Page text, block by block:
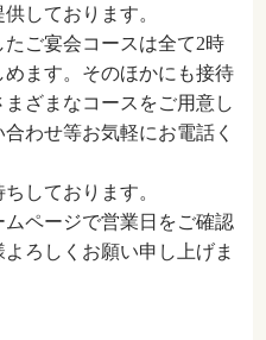
しております。
ご宴会コースは全て2時
ます。そのほかにも接待
ざまなコースをご用意し
わせ等お気軽にお電話く
しております。
ページで営業日をご確認
ろしくお願い申し上げま